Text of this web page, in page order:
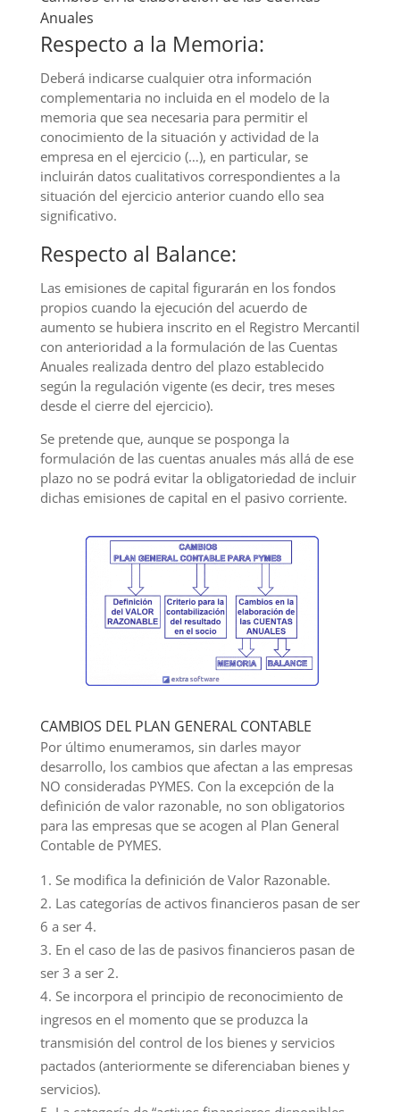
Anuales
Respecto a la Memoria:
Deberá indicarse cualquier otra información
complementaria no incluida en el modelo de la
memoria que sea necesaria para permitir el
conocimiento de la situación y actividad de la
empresa en el ejercicio (…), en particular, se
incluirán datos cualitativos correspondientes a la
situación del ejercicio anterior cuando ello sea
significativo.
Respecto al Balance:
Las emisiones de capital figurarán en los fondos
propios cuando la ejecución del acuerdo de
aumento se hubiera inscrito en el Registro Mercantil
con anterioridad a la formulación de las Cuentas
Anuales realizada dentro del plazo establecido
según la regulación vigente (es decir, tres meses
desde el cierre del ejercicio).
Se pretende que, aunque se posponga la
formulación de las cuentas anuales más allá de ese
plazo no se podrá evitar la obligatoriedad de incluir
dichas emisiones de capital en el pasivo corriente.
CAMBIOS DEL PLAN GENERAL CONTABLE
Por último enumeramos, sin darles mayor
desarrollo, los cambios que afectan a las empresas
NO consideradas PYMES. Con la excepción de la
definición de valor razonable, no son obligatorios
para las empresas que se acogen al Plan General
Contable de PYMES.
Se modifica la definición de Valor Razonable.
Las categorías de activos financieros pasan de ser
6 a ser 4.
En el caso de las de pasivos financieros pasan de
ser 3 a ser 2.
Se incorpora el principio de reconocimiento de
ingresos en el momento que se produzca la
transmisión del control de los bienes y servicios
pactados (anteriormente se diferenciaban bienes y
servicios).